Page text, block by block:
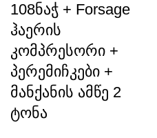
108ნაჭ + Forsage
ჰაერის
კომპრესორი +
პერემიჩკები +
მანქანის ამწე 2
ტონა